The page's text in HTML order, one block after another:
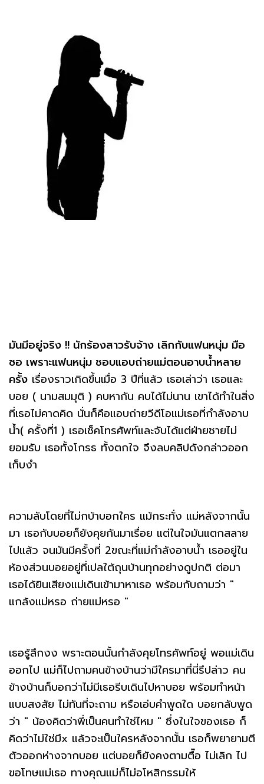
มันมีอยู่จริง !! นักร้องสาวรับจ้าง เลิกกับแฟนหนุ่ม มือ
ซอ เพราะแฟนหนุ่ม ชอบแอบถ่ายแม่ตอนอาบน้ำหลาย
ครั้ง เรื่องราวเกิดขึ้นเมื่อ 3 ปีที่แล้ว เธอเล่าว่า เธอและ
บอย ( นามสมมุติ ) คบหากัน คบได้ไม่นาน เขาได้ทำในสิ่ง
ที่เธอไม่คาดคิด นั่นก็คือแอบถ่ายวีดีโอแม่เธอที่กำลังอาบ
น้ำ( ครั้งที่1 ) เธอเช็คโทรศัพท์และจับได้แต่ฝ่ายชายไม่
ยอมรับ เธอทั้งโกรธ ทั้งตกใจ จึงลบคลิปดังกล่าวออก
เก็บงำ
ความลับโดยที่ไม่กบ้าบอกใคร แม้กระทั่ง แม่หลังจากนั้น
มา เธอกับบอยก็ยังคุยกันมาเรื่อย แต่ในใจมันแตกสลาย
ไปแล้ว จนมันมีครั้งที่ 2ขณะที่แม่กำลังอาบน้ำ เธออยู่ใน
ห้องส่วนบอยอยู่ที่เปลใต้ถุนบ้านทุกอย่างดูปกติ ต่อมา
เธอได้ยินเสียงแม่เดินเข้ามาหาเธอ พร้อมกับถามว่า "
แกล้งแม่หรอ ถ่ายแม่หรอ "
เธอรู้สึกงง พราะตอนนั้นกำลังคุยโทรศัพท์อยู่ พอแม่เดิน
ออกไป แม่ก็ไปถามคนข้างบ้านว่ามีใครมาที่นี่รึปล่าว คน
ข้างบ้านก็บอกว่าไม่มีเธอรีบเดินไปหาบอย พร้อมทำหน้า
แบบสงสัย ไม่ทันที่จะถาม หรือเอ่บคำพูดใด บอยกลับพูด
ว่า " น้องคิดว่าพี่เป็นคนทำใช่ไหม " ซึ่งในใจของเธอ ก็
คิดว่าไม่ใช่มึx แล้วจะเป็นใครหลังจากนั้น เธอก็พยายามตี
ตัวออกห่างจากบอย แต่บอยก็ยังคงตามตื๊อ ไม่เลิก ไป
ขอโทษแม่เธอ ทางคุณแม่ก็ไม่อโหสิกรรมให้